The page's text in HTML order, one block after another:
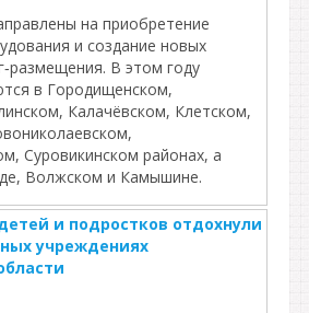
на приобретение
и создание новых
В этом году
в Городищенском,
Калачёвском, Клетском,
Суровикинском районах, а
Волжском и Камышине.
и подростков отдохнули
учреждениях